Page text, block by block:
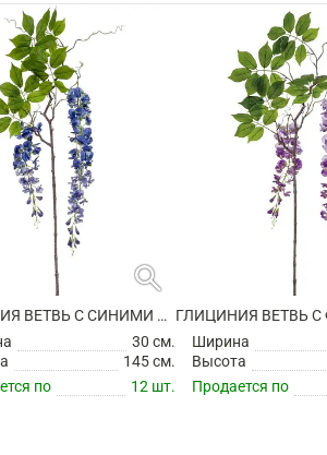
search
ГЛИЦИНИЯ ВЕТВЬ С СИНИМИ ЦВЕТАМИ ИСКУССТВЕННАЯ
30 см.
145 см.
по
12 шт.
Ширина
Высота
Продается по